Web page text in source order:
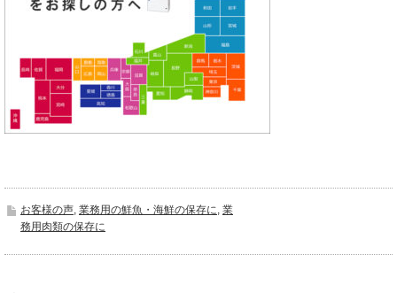
お客様の声, 業務用の鮮魚・海鮮の保存に, 業
務用肉類の保存に